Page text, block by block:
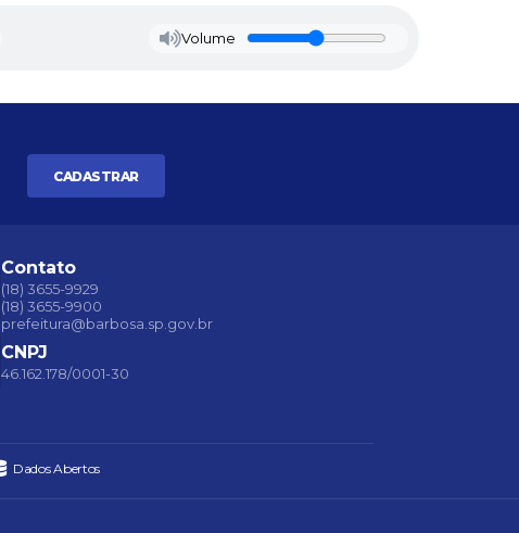
Volume
CADASTRAR
Contato
(18) 3655-9929
(18) 3655-9900
prefeitura@barbosa.sp.gov.br
CNPJ
46.162.178/0001-30
Dados Abertos